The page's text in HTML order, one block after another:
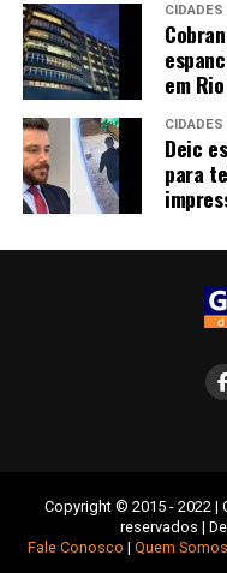
CIDADES
em
CIDADES
Deic
para
Copyright © 2015 - 2022 |
reservados |
Fale Conosco | Quem Somos